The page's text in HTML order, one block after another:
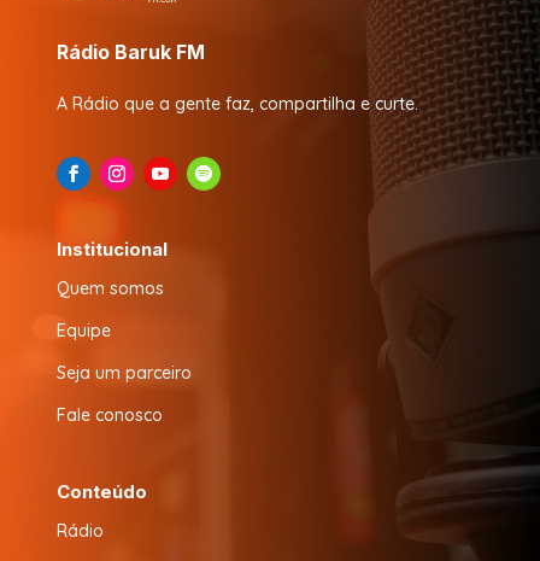
Rádio Baruk FM
A Rádio que a gente faz, compartilha e curte.
Institucional
Quem somos
Equipe
Seja um parceiro
Fale conosco
Conteúdo
Rádio